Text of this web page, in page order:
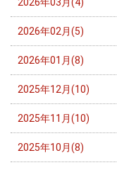
2026年03月(4)
2026年02月(5)
2026年01月(8)
2025年12月(10)
2025年11月(10)
2025年10月(8)